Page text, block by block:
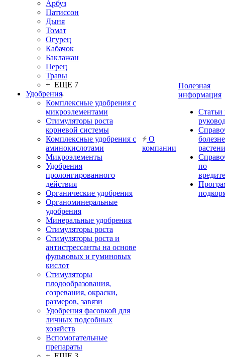
Арбуз
Патиссон
Дыня
Томат
Огурец
Кабачок
Баклажан
Перец
Травы
+ ЕЩЕ 7
Удобрения
Комплексные удобрения с
микроэлементами
Стимуляторы роста
корневой системы
Комплексные удобрения с
аминокислотами
Микроэлементы
Удобрения
пролонгированного
действия
Органические удобрения
Органоминеральные
удобрения
Минеральные удобрения
Стимуляторы роста
Стимуляторы роста и
антистрессанты на основе
фульвовых и гуминовых
кислот
Стимуляторы
плодообразования,
созревания, окраски,
размеров, завязи
Удобрения фасовкой для
личных подсобных
хозяйств
Вспомогательные
препараты
О
компании
Полезная
информация
Статьи
по